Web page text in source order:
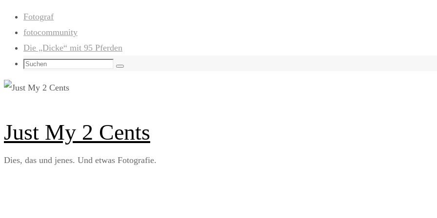
Zum
Inhalt
springen
Fotograf
fotocommunity
Die „Dicke“ mit 95 Pferden
Suchen
Suchen
Just My 2 Cents
Dies, das und jenes. Und etwas Fotografie.